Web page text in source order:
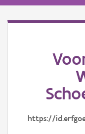
https://